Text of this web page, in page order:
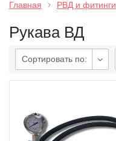
Главная РВД и фитинги
Рукава ВД
Сортировать по: